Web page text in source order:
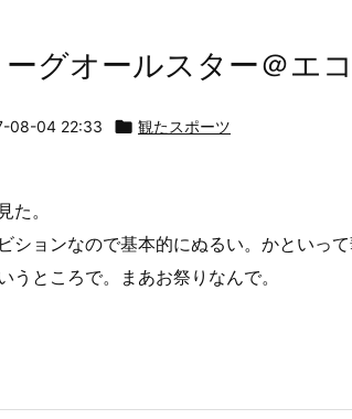
ーグオールスター＠エ
08-04 22:33  観たスポーツ
た。
ションなので基本的にぬるい。かといっ
うところで。まあお祭りなんで。